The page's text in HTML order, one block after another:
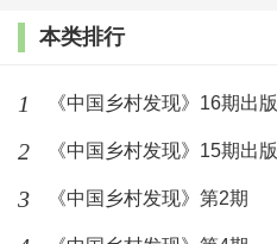
本类排行
1 《中国乡村发现》16期出版
2 《中国乡村发现》15期出版
3 《中国乡村发现》第2期